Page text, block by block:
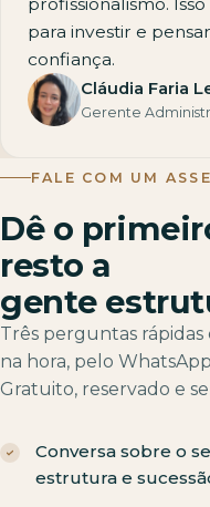
para investir e
confiança.
Cláudia Faria
Gerente
FALE COM UM
Dê o
resto a
gente
Três perguntas
na hora, pelo
Gratuito, reservado e
Conversa sobre o
estrutura e